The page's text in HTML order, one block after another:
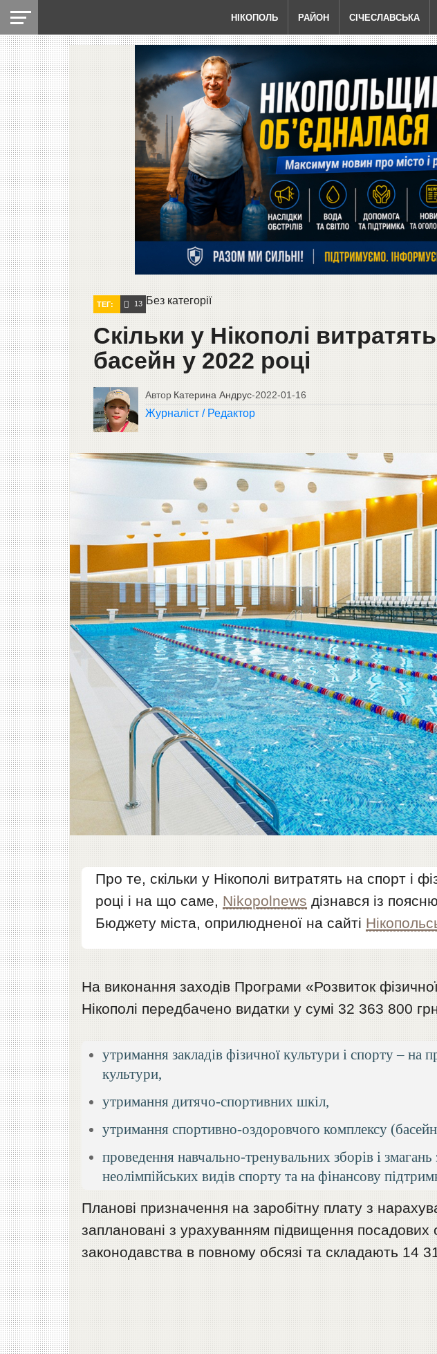
НІКОПОЛЬ РАЙОН СІЧЕСЛАВСЬКА
Без категорії
ТЕГ: 13
Скільки у Нікополі
басейн у 2022 році
Автор Катерина Андрус-2022-01-16
Журналіст / Редактор
Про те, скільки у Нікополі витратять на спорт і
році і на що саме, Nikopolnews дізнався із
Бюджету міста, оприлюдненої на сайті
На виконання заходів Програми «Розвиток фізичної
Нікополі передбачено видатки у сумі 32 363 800
утримання закладів фізичної культури і спорту – на
культури,
утримання дитячо-спортивних шкіл,
утримання спортивно-оздоровчого комплексу
проведення навчально-тренувальних зборів і змагань
неолімпійських видів спорту та на фінансову
Планові призначення на заробітну плату з
заплановані з урахуванням підвищення посадових
законодавства в повному обсязі та складають 14